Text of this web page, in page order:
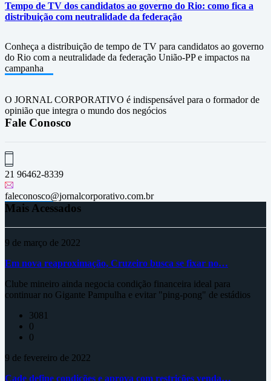
Tempo de TV dos candidatos ao governo do Rio: como fica a
distribuição com neutralidade da federação
Conheça a distribuição de tempo de TV para candidatos ao governo
do Rio com a neutralidade da federação União-PP e impactos na
campanha
O JORNAL CORPORATIVO é indispensável para o formador de
opinião que integra o mundo dos negócios
Fale Conosco
21 96462-8339
faleconosco@jornalcorporativo.com.br
Mais Acessados
9 de março de 2022
Em nova reaproximação, Cruzeiro busca se fixar no…
Clube mineiro ainda negocia condição financeira ideal para
continuar no Gigante Pampulha e evitar "ping-pong" de estádios
3081
0
0
9 de fevereiro de 2022
Cade define condições e aprova com restrições venda…